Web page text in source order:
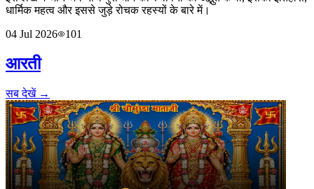
धार्मिक महत्व और इससे जुड़े रोचक रहस्यों के बारे में।
04 Jul 2026
101
आरती
सब देखें →